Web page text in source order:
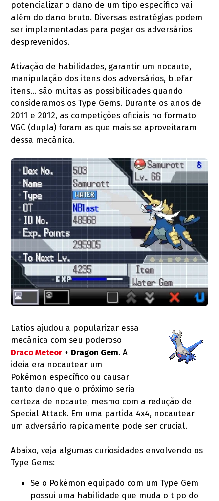
potencializar o dano de um tipo específico vai
além do dano bruto. Diversas estratégias podem
ser implementadas para pegar os adversários
desprevenidos.
Ativação de habilidades, garantir um nocaute,
manipulação dos itens dos adversários, blefar
itens… são muitas as possibilidades quando
consideramos os Type Gems. Durante os anos de
2011 e 2012, as competições oficiais no formato
VGC (dupla) foram as que mais se aproveitaram
dessa mecânica.
Latios ajudou a popularizar essa
mecânica com seu poderoso
Draco Meteor + Dragon Gem. A
ideia era nocautear um
Pokémon específico ou causar
tanto dano que o próximo seria
certeza de nocaute, mesmo com a redução de
Special Attack. Em uma partida 4x4, nocautear
um adversário rapidamente pode ser crucial.
Abaixo, veja algumas curiosidades envolvendo os
Type Gems:
Se o Pokémon equipado com um Type Gem
possui uma habilidade que muda o tipo do